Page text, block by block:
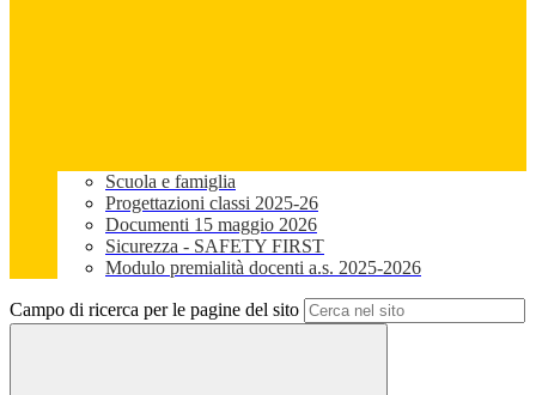
Scuola e famiglia
Progettazioni classi 2025-26
Documenti 15 maggio 2026
Sicurezza - SAFETY FIRST
Modulo premialità docenti a.s. 2025-2026
Campo di ricerca per le pagine del sito